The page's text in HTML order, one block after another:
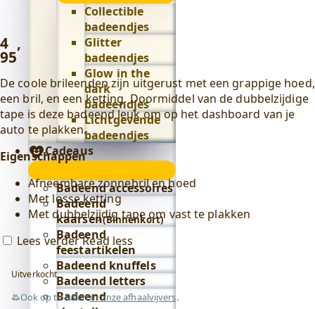
Speciale
eendjes
submenu
Collectible
badeendjes
Glitter
badeendjes
Glow in the
dark
badeendjes
Lichtgevende
badeendjes
Cadeaus
submenu
Badeend accessoires
Badeend
kaarsen(Binnenkort)
Badeend
feestartikelen
Badeend knuffels
Badeend letters
Badeend
4 ,
95
De coole brileenden zijn uitgerust met een grappige hoed,
een bril, en een ketting. Doormiddel van de dubbelzijdige
tape is deze badeend leuk om op het dashboard van je
auto te plakken.
Eigenschappen
Afneembare zonnebril en hoed
Met losse ketting
Met dubbelzijdig tape om vast te plakken
Lees verderRead less
Uitverkocht
Ook op te halenin onze afhaalvijvers.